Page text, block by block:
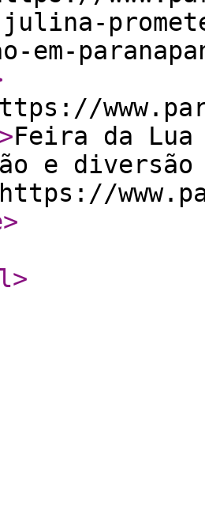
em-
>Feira da
e diversão
https://
>
>